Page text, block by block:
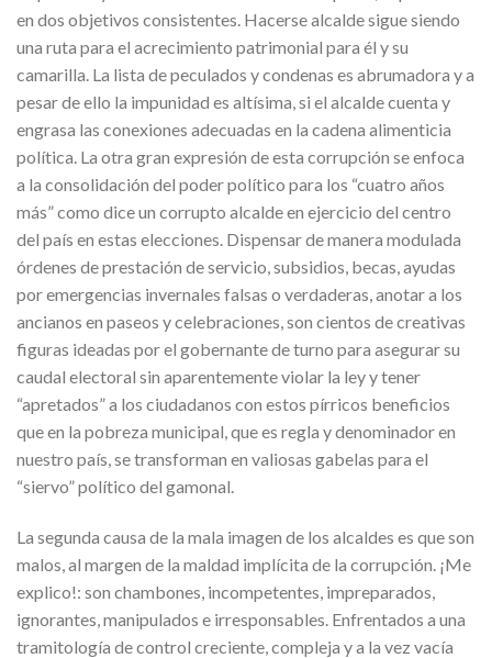
en dos objetivos consistentes. Hacerse alcalde sigue siendo
una ruta para el acrecimiento patrimonial para él y su
camarilla. La lista de peculados y condenas es abrumadora y a
pesar de ello la impunidad es altísima, si el alcalde cuenta y
engrasa las conexiones adecuadas en la cadena alimenticia
política. La otra gran expresión de esta corrupción se enfoca
a la consolidación del poder político para los “cuatro años
más” como dice un corrupto alcalde en ejercicio del centro
del país en estas elecciones. Dispensar de manera modulada
órdenes de prestación de servicio, subsidios, becas, ayudas
por emergencias invernales falsas o verdaderas, anotar a los
ancianos en paseos y celebraciones, son cientos de creativas
figuras ideadas por el gobernante de turno para asegurar su
caudal electoral sin aparentemente violar la ley y tener
“apretados” a los ciudadanos con estos pírricos beneficios
que en la pobreza municipal, que es regla y denominador en
nuestro país, se transforman en valiosas gabelas para el
“siervo” político del gamonal.
La segunda causa de la mala imagen de los alcaldes es que son
malos, al margen de la maldad implícita de la corrupción. ¡Me
explico!: son chambones, incompetentes, impreparados,
ignorantes, manipulados e irresponsables. Enfrentados a una
tramitología de control creciente, compleja y a la vez vacía